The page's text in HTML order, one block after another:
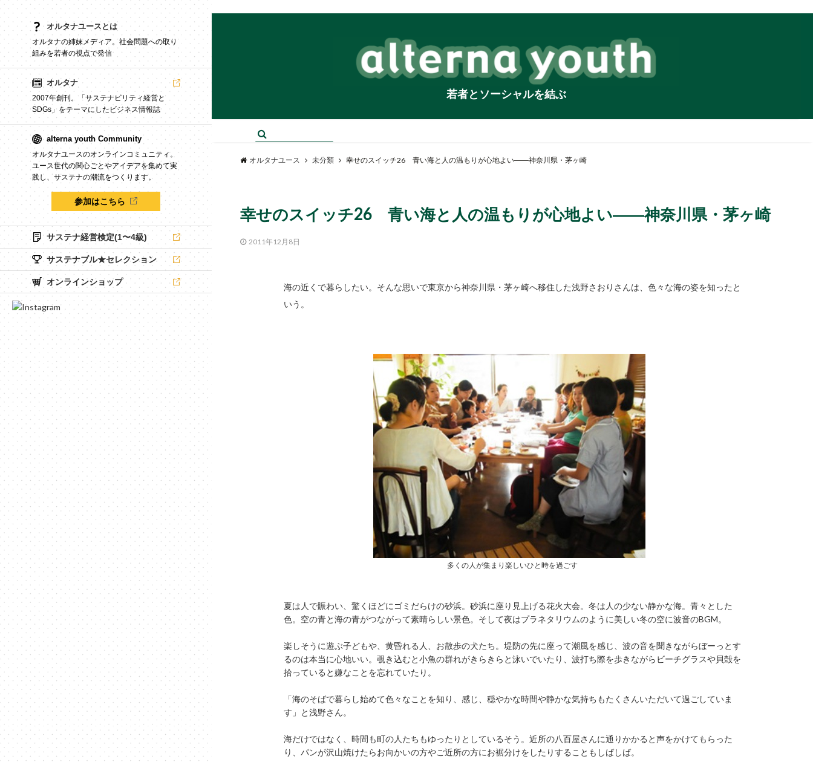
オルタナユースとは
オルタナの姉妹メディア。社会問題への取り
組みを若者の視点で発信
オルタナ
2007年創刊。「サステナビリティ経営と
SDGs」をテーマにしたビジネス情報誌
alterna youth Community
オルタナユースのオンラインコミュニティ。
ユース世代の関心ごとやアイデアを集めて実
践し、サステナの潮流をつくります。
参加はこちら
サステナ経営検定(1〜4級)
サステナブル★セレクション
オンラインショップ
若者とソーシャルを結ぶ
オルタナユース 未分類 幸せのスイッチ26 青い海と人の温もりが心地よい――神奈川県・茅ヶ崎
幸せのスイッチ26 青い海と人の温もりが心地よい――神奈川県・茅ヶ崎
2011年12月8日
海の近くで暮らしたい。そんな思いで東京から神奈川県・茅ヶ崎へ移住した浅野さおりさんは、色々な海の姿を知ったと
いう。
多くの人が集まり楽しいひと時を過ごす
夏は人で賑わい、驚くほどにゴミだらけの砂浜。砂浜に座り見上げる花火大会。冬は人の少ない静かな海。青々とした
色。空の青と海の青がつながって素晴らしい景色。そして夜はプラネタリウムのように美しい冬の空に波音のBGM。
楽しそうに遊ぶ子どもや、黄昏れる人、お散歩の犬たち。堤防の先に座って潮風を感じ、波の音を聞きながらぼーっとす
るのは本当に心地いい。覗き込むと小魚の群れがきらきらと泳いでいたり、波打ち際を歩きながらビーチグラスや貝殻を
拾っていると嫌なことを忘れていたり。
「海のそばで暮らし始めて色々なことを知り、感じ、穏やかな時間や静かな気持ちもたくさんいただいて過ごしていま
す」と浅野さん。
海だけではなく、時間も町の人たちもゆったりとしているそう。近所の八百屋さんに通りかかると声をかけてもらった
り、パンが沢山焼けたらお向かいの方やご近所の方にお裾分けをしたりすることもしばしば。